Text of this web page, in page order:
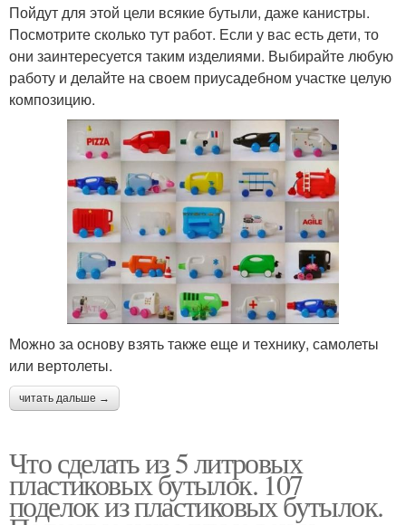
Пойдут для этой цели всякие бутыли, даже канистры.
Посмотрите сколько тут работ. Если у вас есть дети, то
они заинтересуется таким изделиями. Выбирайте любую
работу и делайте на своем приусадебном участке целую
композицию.
Можно за основу взять также еще и технику, самолеты
или вертолеты.
читать дальше →
Что сделать из 5 литровых
пластиковых бутылок. 107
поделок из пластиковых бутылок.